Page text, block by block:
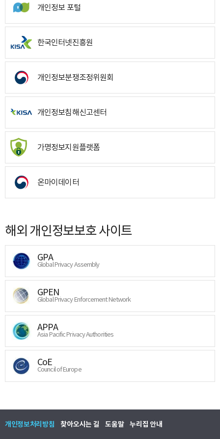
개인정보 포털
한국인터넷진흥원
개인정보분쟁조정위원회
개인정보침해신고센터
가명정보지원플랫폼
온마이데이터
해외 개인정보보호 사이트
GPA
Global Privacy Assembly
GPEN
Global Privacy Enforcement Network
APPA
Asia Pacific Privacy Authorities
CoE
Council of Europe
개인정보처리방침 찾아오시는 길 도움말 누리집 안내